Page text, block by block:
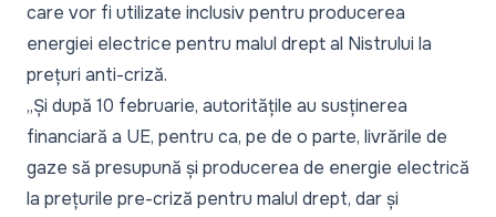
care vor fi utilizate inclusiv pentru producerea
energiei electrice pentru malul drept al Nistrului la
prețuri anti-criză.
„Și după 10 februarie, autoritățile au susținerea
financiară a UE, pentru ca, pe de o parte, livrările de
gaze să presupună și producerea de energie electrică
la prețurile pre-criză pentru malul drept, dar și